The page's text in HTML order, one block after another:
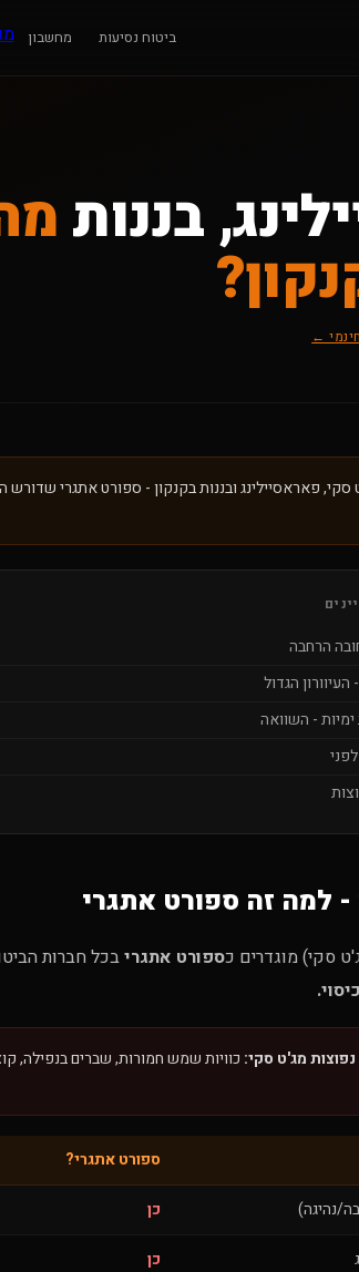
ביטוח נסיעות מחשבון
בננות
←
סקי, פאראסיילינג ובננות בקנקון - ספורט אתגרי
הרחבה
הגדול
- השוואה
- למה זה ספורט אתגרי
סקי) מוגדרים כספורט אתגריבכל חברות
מג'ט סקי: כוויות שמש חמורות, שברים בנפילה,
ספורט אתגרי?
נהיגה) כן
כן